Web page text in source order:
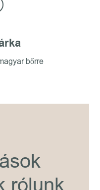
bőrre